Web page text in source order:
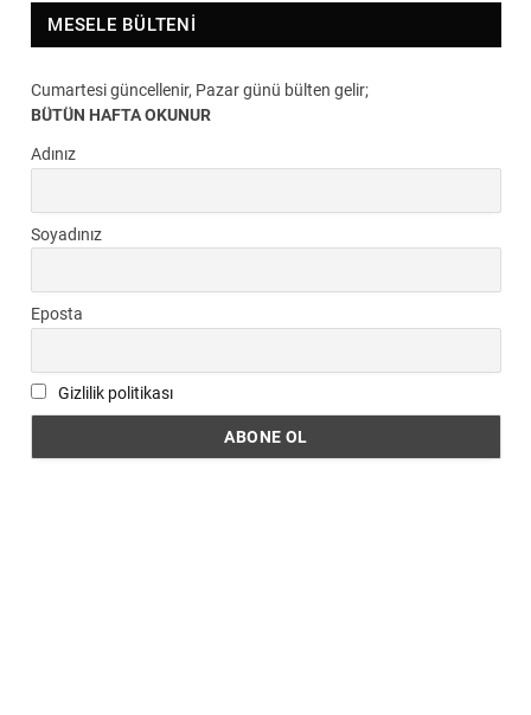
MESELE BÜLTENI
Cumartesi güncellenir, Pazar günü bülten gelir;
BÜTÜN HAFTA OKUNUR
Adınız
Soyadınız
Eposta
Gizlilik politikası